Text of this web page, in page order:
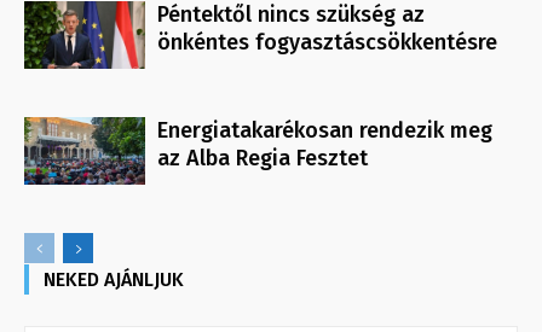
Péntektől nincs szükség az
önkéntes fogyasztáscsökkentésre
Energiatakarékosan rendezik meg
az Alba Regia Fesztet
NEKED AJÁNLJUK